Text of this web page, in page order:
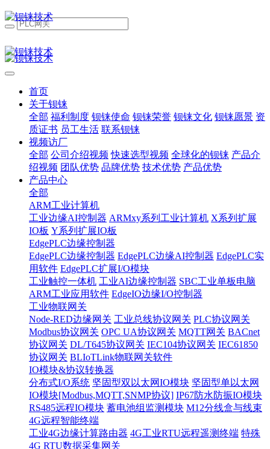
首页
关于钡铼
全部 福利制度 钡铼使命 钡铼荣誉 钡铼文化 钡铼愿景 资
质证书 员工生活 联系钡铼
视频访厂
全部 公司介绍视频 快速选型视频 全球化的钡铼 产品介
绍视频 团队优势 品牌优势 技术优势 产品优势
产品中心
全部
ARM工业计算机
工业边缘AI控制器 ARMxy系列工业计算机 X系列扩展
IO板 Y系列扩展IO板
EdgePLC边缘控制器
EdgePLC边缘控制器 EdgePLC边缘AI控制器 EdgePLC实
用软件 EdgePLC扩展I/O模块
工业触控一体机 工业AI边缘控制器 SBC工业单板电脑
ARM工业应用软件 EdgeIO边缘I/O控制器
工业物联网关
Node-RED边缘网关 工业总线协议网关 PLC协议网关
Modbus协议网关 OPC UA协议网关 MQTT网关 BACnet
协议网关 DL/T645协议网关 IEC104协议网关 IEC61850
协议网关 BLIoTLink物联网关软件
IO模块&协议转换器
分布式I/O系统 坚固型双以太网IO模块 坚固型单以太网
IO模块[Modbus,MQTT,SNMP协议] IP67防水防振IO模块
RS485远程IO模块 蓄电池组监测模块 M12分线盒与线束
4G远程智能终端
工业4G边缘计算路由器 4G工业RTU远程遥测终端 特殊
4G RTU数据采集网关